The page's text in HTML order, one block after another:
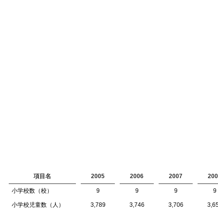
項目名 2005 2006 2007
小学校数（校） 9 9 9 9
小学校児童数（人） 3,789 3,746 3,706